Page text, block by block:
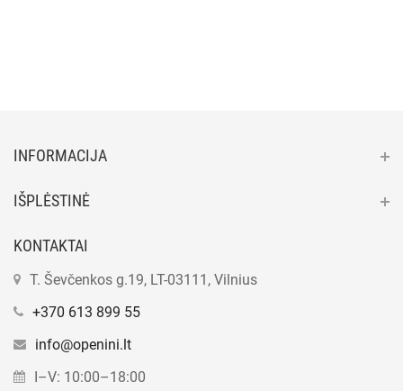
INFORMACIJA
IŠPLĖSTINĖ
KONTAKTAI
T. Ševčenkos g.19, LT-03111, Vilnius
+370 613 899 55
info@openini.lt
I–V: 10:00–18:00